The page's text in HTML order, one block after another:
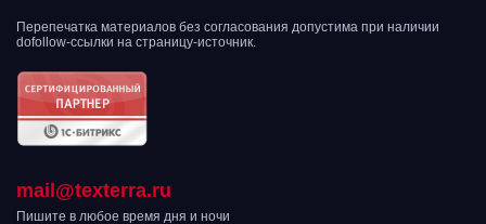
Перепечатка материалов без согласования допустима при наличии
dofollow-ссылки на страницу-источник.
mail@texterra.ru
Пишите в любое время дня и ночи